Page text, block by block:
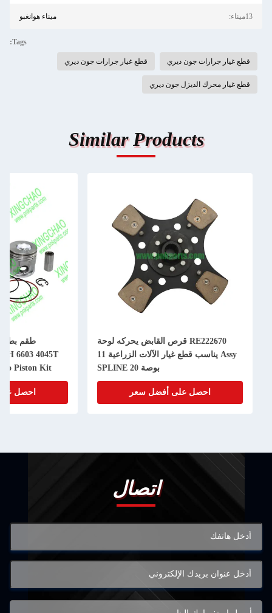
13ميناء: ميناء هوانغبو
Tags:
قطع غيار جرارات جون ديري قطع غيار جرارات جون ديري
قطع غيار محرك الديزل جون ديري
Similar Products
RE222670 قرص القابض يحركه لوحة
Assy يناسب قطع غيار الآلات الزراعية 11
بوصة 20 SPLINE
احصل على أفضل سعر
6603 4045T
Piston Kit
احصل
اتصال